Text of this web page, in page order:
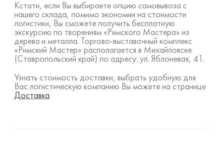
Кстати, если Вы выбираете опцию самовывоза с
нашего склада, помимо экономии на стоимости
логистики, Вы сможете получить бесплатную
экскурсию по творениям «Римского Мастера» из
дерева и металла. Торгово-выставочный комплекс
«Римский Мастер» располагается в Михайловске
(Ставропольский край) по адресу: ул. Яблоневая, 41.
Узнать стоимость доставки, выбрать удобную для
Вас логистическую компанию Вы можете на странице
Доставка